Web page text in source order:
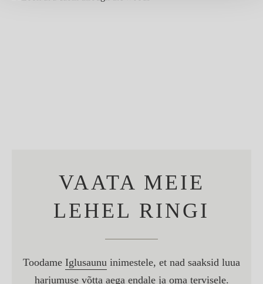
VAATA MEIE
LEHEL RINGI
Toodame Iglusaunu inimestele, et nad saaksid luua
harjumuse võtta aega endale ja oma tervisele.